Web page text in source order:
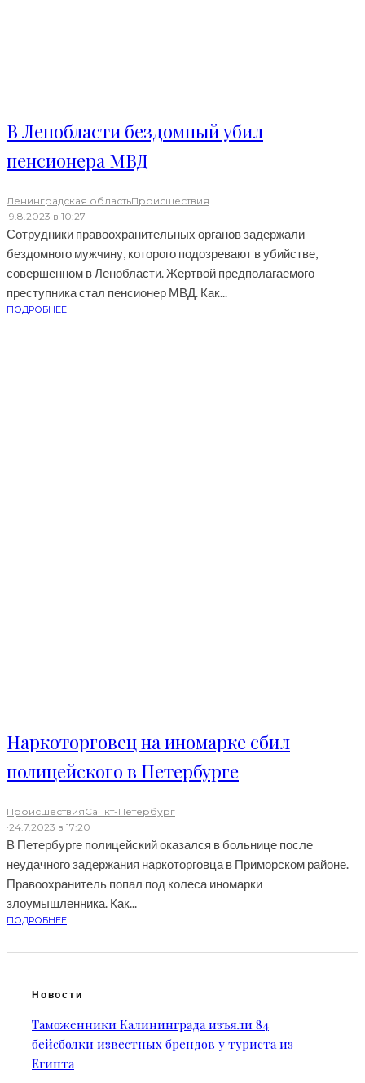
В Ленобласти бездомный убил
пенсионера МВД
Ленинградская областьПроисшествия
·9.8.2023 в 10:27
Сотрудники правоохранительных органов задержали
бездомного мужчину, которого подозревают в убийстве,
совершенном в Ленобласти. Жертвой предполагаемого
преступника стал пенсионер МВД. Как...
ПОДРОБНЕЕ
Наркоторговец на иномарке сбил
полицейского в Петербурге
ПроисшествияСанкт-Петербург
·24.7.2023 в 17:20
В Петербурге полицейский оказался в больнице после
неудачного задержания наркоторговца в Приморском районе.
Правоохранитель попал под колеса иномарки
злоумышленника. Как...
ПОДРОБНЕЕ
Новости
Таможенники Калининграда изъяли 84
бейсболки известных брендов у туриста из
Египта